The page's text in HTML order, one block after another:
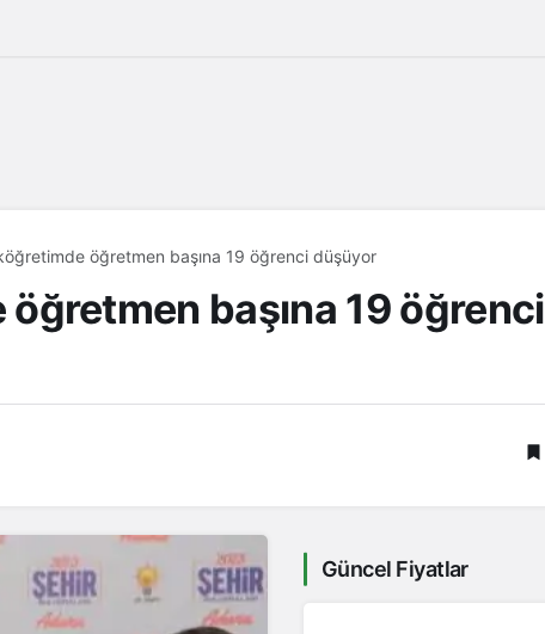
öğretmen başına 19 öğrenci düşüyor
başına 19 öğrenci
Güncel Fiyatlar